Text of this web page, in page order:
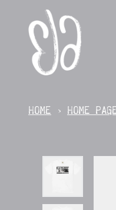
HOME › HOME PAGE
SKIP TO